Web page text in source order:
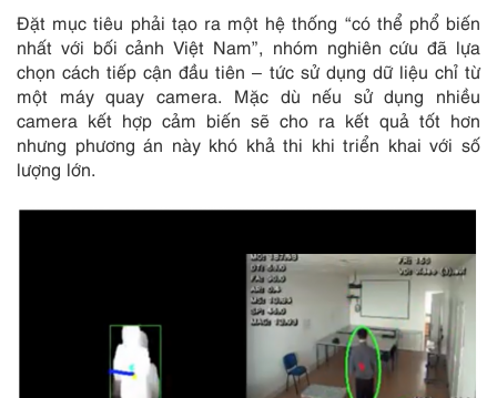
Đặt mục tiêu phải tạo ra một hệ thống “có thể phổ biến
nhất với bối cảnh Việt Nam”, nhóm nghiên cứu đã lựa
chọn cách tiếp cận đầu tiên – tức sử dụng dữ liệu chỉ từ
một máy quay camera. Mặc dù nếu sử dụng nhiều
camera kết hợp cảm biến sẽ cho ra kết quả tốt hơn
nhưng phương án này khó khả thi khi triển khai với số
lượng lớn.